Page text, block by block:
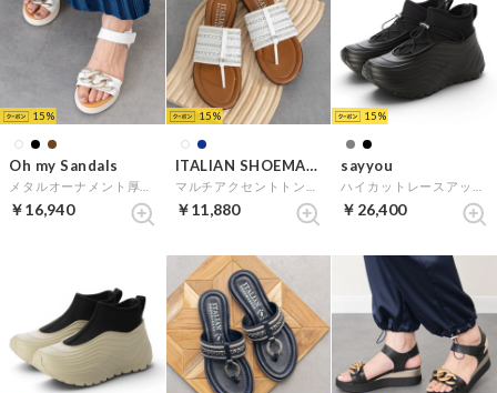
15
Oh my Sandals
￥16,940
15
ITALIAN SHOEMAKERS
￥11,880
15
sayyou
￥26,400